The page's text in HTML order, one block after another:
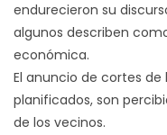
endurecieron su
algunos describen
económica.
El anuncio de cortes
planificados, son
de los vecinos.